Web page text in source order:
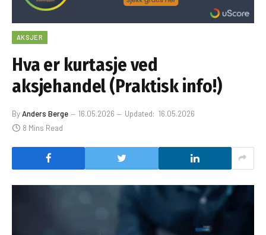
AKSJER
Hva er kurtasje ved
aksjehandel (Praktisk info!)
ByAnders Berge 16.05.2026 Updated: 16.05.2026
8 Mins Read